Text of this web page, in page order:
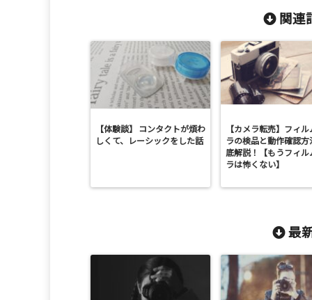
関連
【体験談】 コンタクトが煩わ
しくて、レーシックをした話
【カメラ転売】フィ
ラの検品と動作確認方
底解説！【もうフィル
ラは怖くない】
最